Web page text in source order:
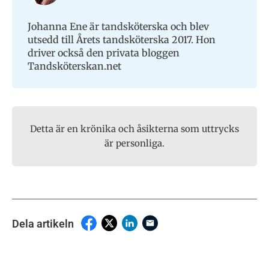
Johanna Ene är tandsköterska och blev
utsedd till Årets tandsköterska 2017. Hon
driver också den privata bloggen
Tandsköterskan.net
Detta är en krönika och åsikterna som uttrycks
är personliga.
Dela artikeln